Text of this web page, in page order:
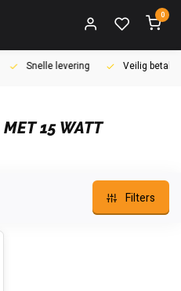
0
Snelle levering Veilig betalen
15 WATT
Filters